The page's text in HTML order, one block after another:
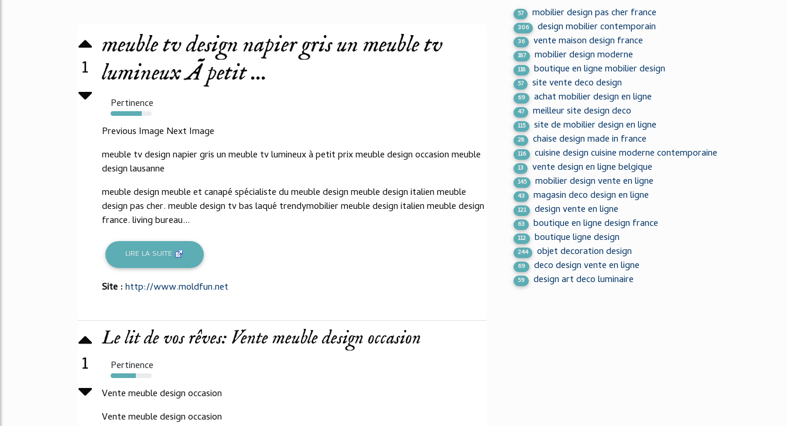
1
meuble tv design napier gris un meuble tv
lumineux Ã petit ...
Pertinence
76%
Previous Image Next Image
meuble tv design napier gris un meuble tv lumineux à petit prix meuble design occasion meuble
design lausanne
meuble design meuble et canapé spécialiste du meuble design meuble design italien meuble
design pas cher. meuble design tv bas laqué trendymobilier meuble design italien meuble design
france. living bureau...
LIRE LA SUITE
Site :http://www.moldfun.net
1
Le lit de vos rêves: Vente meuble design occasion
Pertinence
61%
Vente meuble design occasion
Vente meuble design occasion
57 mobilier design pas cher france
306 design mobilier contemporain
36 vente maison design france
187 mobilier design moderne
118 boutique en ligne mobilier design
57 site vente deco design
69 achat mobilier design en ligne
47 meilleur site design deco
115 site de mobilier design en ligne
28 chaise design made in france
116 cuisine design cuisine moderne contemporaine
13 vente design en ligne belgique
145 mobilier design vente en ligne
43 magasin deco design en ligne
121 design vente en ligne
63 boutique en ligne design france
112 boutique ligne design
244 objet decoration design
69 deco design vente en ligne
59 design art deco luminaire